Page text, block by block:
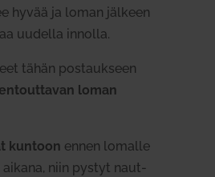
hyvää ja loman jälkeen
uudella innolla.
tähän pos­taukseen
loman
kuntoon ennen lomalle
aikana, niin pystyt naut­